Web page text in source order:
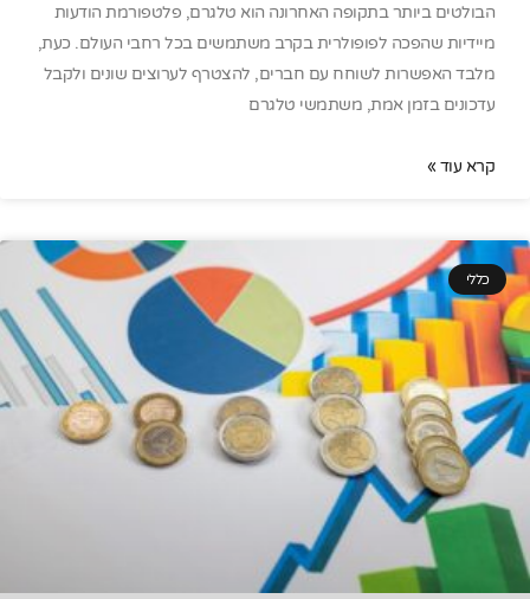
הבולטים ביותר בתקופה האחרונה הוא טלגרם, פלטפורמת הודעות
מיידיות שהפכה לפופולרית בקרב משתמשים בכל רחבי העולם. כעת,
מלבד האפשרות לשוחח עם חברים, להצטרף לערוצים שונים ולקבל
עדכונים בזמן אמת, משתמשי טלגרם
קרא עוד »
כללי